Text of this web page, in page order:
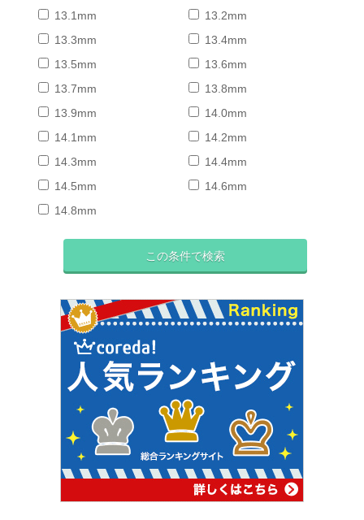
13.1mm
13.2mm
13.3mm
13.4mm
13.5mm
13.6mm
13.7mm
13.8mm
13.9mm
14.0mm
14.1mm
14.2mm
14.3mm
14.4mm
14.5mm
14.6mm
14.8mm